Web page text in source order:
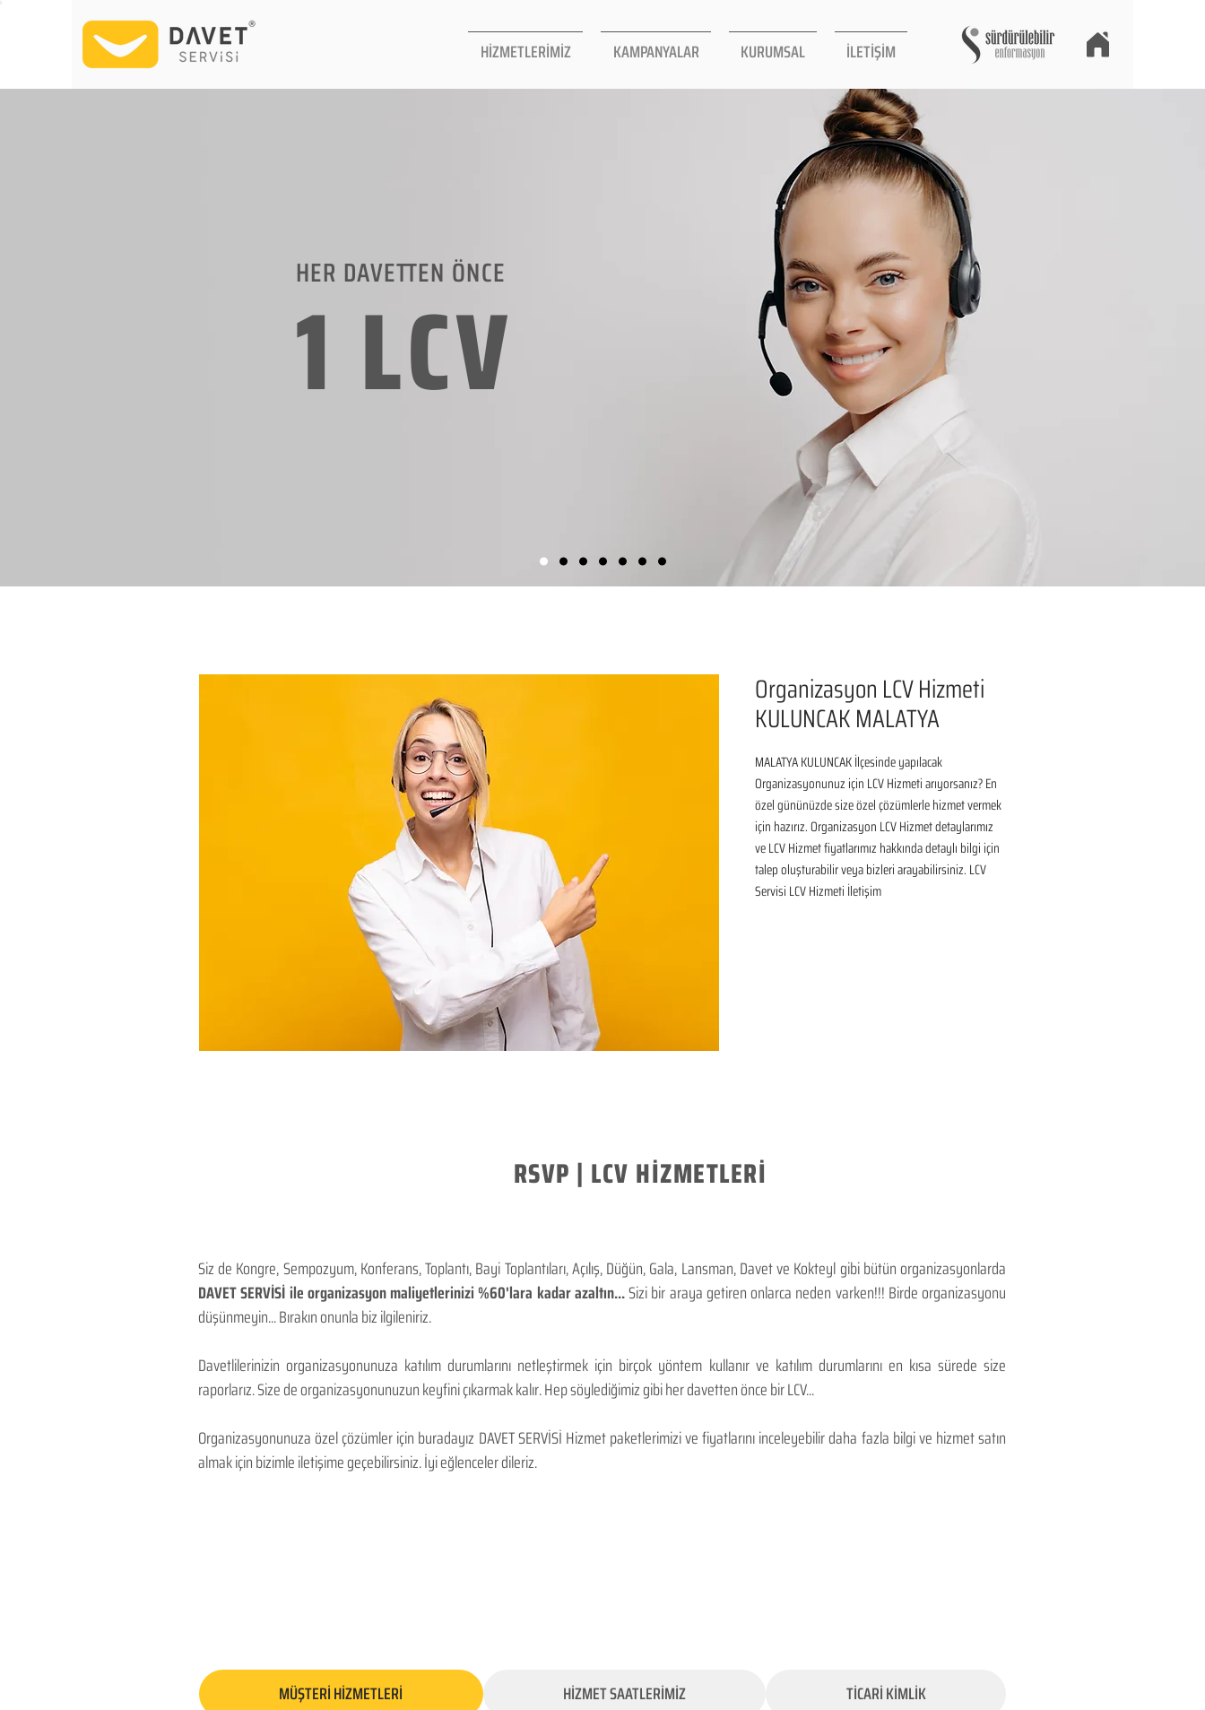
HİZMETLERİMİZ KAMPANYALAR KURUMSAL İLETİŞİM
HER DAVETTEN ÖNCE
1 LCV
Organizasyon LCV Hizmeti
KULUNCAK MALATYA
MALATYA KULUNCAK İlçesinde yapılacak
Organizasyonunuz için LCV Hizmeti arıyorsanız? En
özel gününüzde size özel çözümlerle hizmet vermek
için hazırız. Organizasyon LCV Hizmet detaylarımız
ve LCV Hizmet fiyatlarımız hakkında detaylı bilgi için
talep oluşturabilir veya bizleri arayabilirsiniz. LCV
Servisi LCV Hizmeti İletişim
RSVP | LCV HİZMETLERİ
Siz de Kongre, Sempozyum, Konferans, Toplantı, Bayi Toplantıları, Açılış, Düğün, Gala, Lansman, Davet ve Kokteyl gibi bütün organizasyonlarda
DAVET SERVİSİ ile organizasyon maliyetlerinizi %60'lara kadar azaltın...Sizi bir araya getiren onlarca neden varken!!! Birde organizasyonu
düşünmeyin... Bırakın onunla biz ilgileniriz.
Davetlilerinizin organizasyonunuza katılım durumlarını netleştirmek için birçok yöntem kullanır ve katılım durumlarını en kısa sürede size
raporlarız. Size de organizasyonunuzun keyfini çıkarmak kalır. Hep söylediğimiz gibi her davetten önce bir LCV...
Organizasyonunuza özel çözümler için buradayız DAVET SERVİSİ Hizmet paketlerimizi ve fiyatlarını inceleyebilir daha fazla bilgi ve hizmet satın
almak için bizimle iletişime geçebilirsiniz. İyi eğlenceler dileriz.
MÜŞTERİ HİZMETLERİ HİZMET SAATLERİMİZ TİCARİ KİMLİK